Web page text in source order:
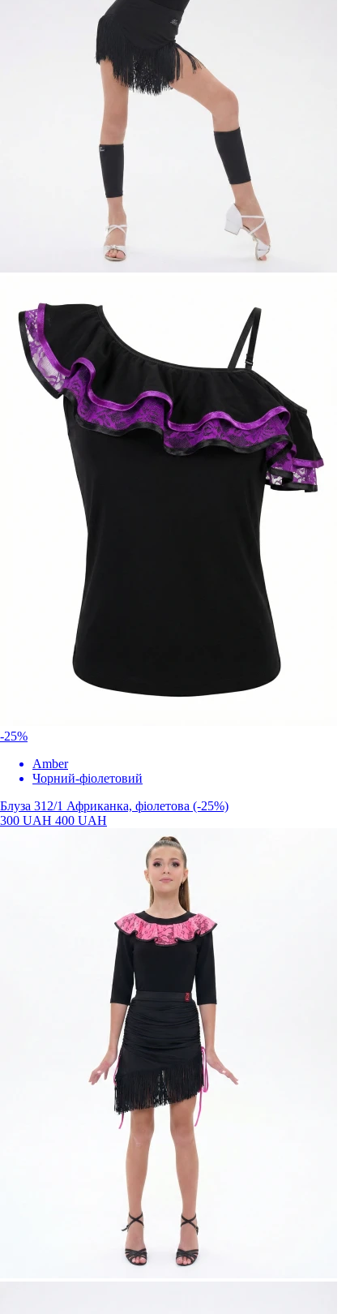
-25%
Amber
Чорний-фіолетовий
Блуза 312/1 Африканка, фіолетова (-25%)
300 UAH 400 UAH